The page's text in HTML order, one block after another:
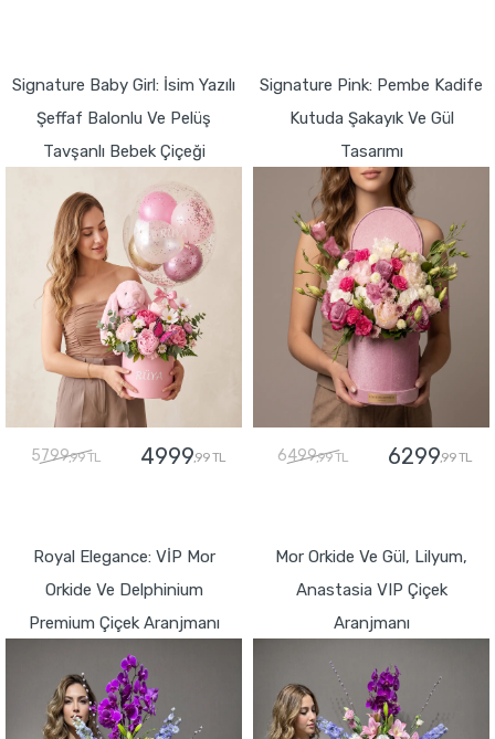
Signature Baby Girl: İsim Yazılı
Şeffaf Balonlu Ve Pelüş
Tavşanlı Bebek Çiçeği
5799,99 TL 4999,99 TL
Signature Pink: Pembe Kadife
Kutuda Şakayık Ve Gül
Tasarımı
6499,99 TL 6299,99 TL
Royal Elegance: VİP Mor
Orkide Ve Delphinium
Premium Çiçek Aranjmanı
Mor Orkide Ve Gül, Lilyum,
Anastasia VIP Çiçek
Aranjmanı